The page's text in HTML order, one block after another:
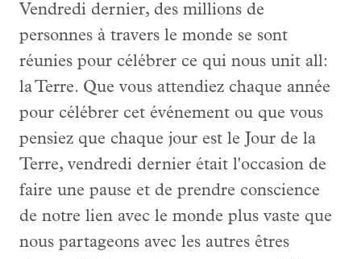
Vendredi dernier, des millions de
personnes à travers le monde se sont
réunies pour célébrer ce qui nous unit all:
la Terre. Que vous attendiez chaque année
pour célébrer cet événement ou que vous
pensiez que chaque jour est le Jour de la
Terre, vendredi dernier était l'occasion de
faire une pause et de prendre conscience
de notre lien avec le monde plus vaste que
nous partageons avec les autres êtres